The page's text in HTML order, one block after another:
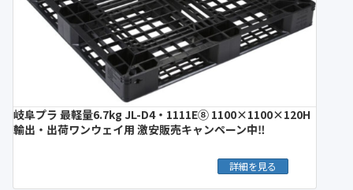
岐阜プラ 最軽量6.7kg JL-D4・1111E⑧ 1100×1100×120H
輸出・出荷ワンウェイ用 激安販売キャンペーン中‼︎
詳細を見る